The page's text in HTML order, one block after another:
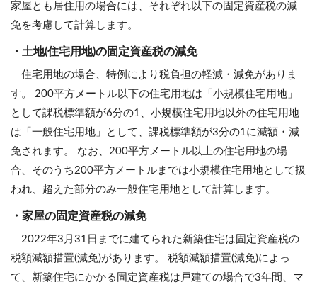
家屋とも居住用の場合には、それぞれ以下の固定資産税の減
免を考慮して計算します。
・土地(住宅用地)の固定資産税の減免
住宅用地の場合、特例により税負担の軽減・減免がありま
す。 200平方メートル以下の住宅用地は「小規模住宅用地」
として課税標準額が6分の1、小規模住宅用地以外の住宅用地
は「一般住宅用地」として、課税標準額が3分の1に減額・減
免されます。 なお、200平方メートル以上の住宅用地の場
合、そのうち200平方メートルまでは小規模住宅用地として扱
われ、超えた部分のみ一般住宅用地として計算します。
・家屋の固定資産税の減免
2022年3月31日までに建てられた新築住宅は固定資産税の
税額減額措置(減免)があります。 税額減額措置(減免)によっ
て、新築住宅にかかる固定資産税は戸建ての場合で3年間、マ